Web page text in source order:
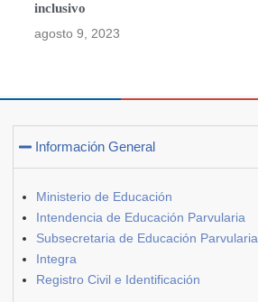
inclusivo
agosto 9, 2023
Información General
Ministerio de Educación
Intendencia de Educación Parvularia
Subsecretaria de Educación Parvularia
Integra
Registro Civil e Identificación